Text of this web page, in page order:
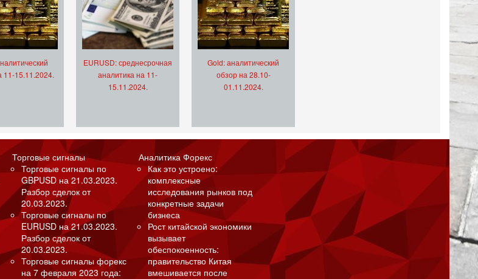
11-15.11.2024.
EURUSD: среднесрочная
аналитика на 11-
15.11.2024.
Gold: аналитический
обзор на 28.10-
01.11.2024.
Торговые сигналы
Торговые сигналы по
GBPUSD на 21.03.2023.
Разбор сделок от
20.03.2023.
Торговые сигналы по
EURUSD на 21.03.2023.
Разбор сделок от
20.03.2023.
Торговые сигналы форекс
на 7 февраля 2023 года:
Аналитика Форекс
Как это устроено:
комплексные
исследования рынков под
конкретные задачи
бизнеса
Рост китайской экономики
вызывает
обеспокоенность:
правительство Китая
вмешивается после